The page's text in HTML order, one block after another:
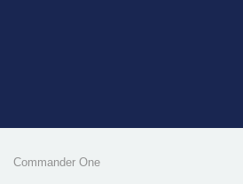
Commander One